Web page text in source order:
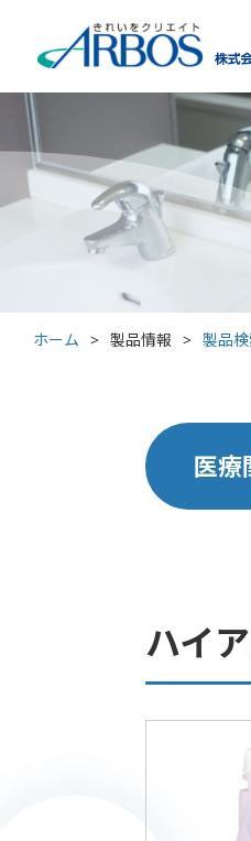
ホーム > 製品情報 > 製品
医療
ハイ